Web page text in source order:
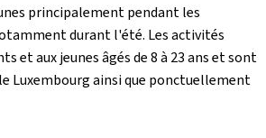
principalement pendant les
durant l'été. Les activités
et aux jeunes âgés de 8 à 23 ans et sont
Luxembourg ainsi que ponctuellement